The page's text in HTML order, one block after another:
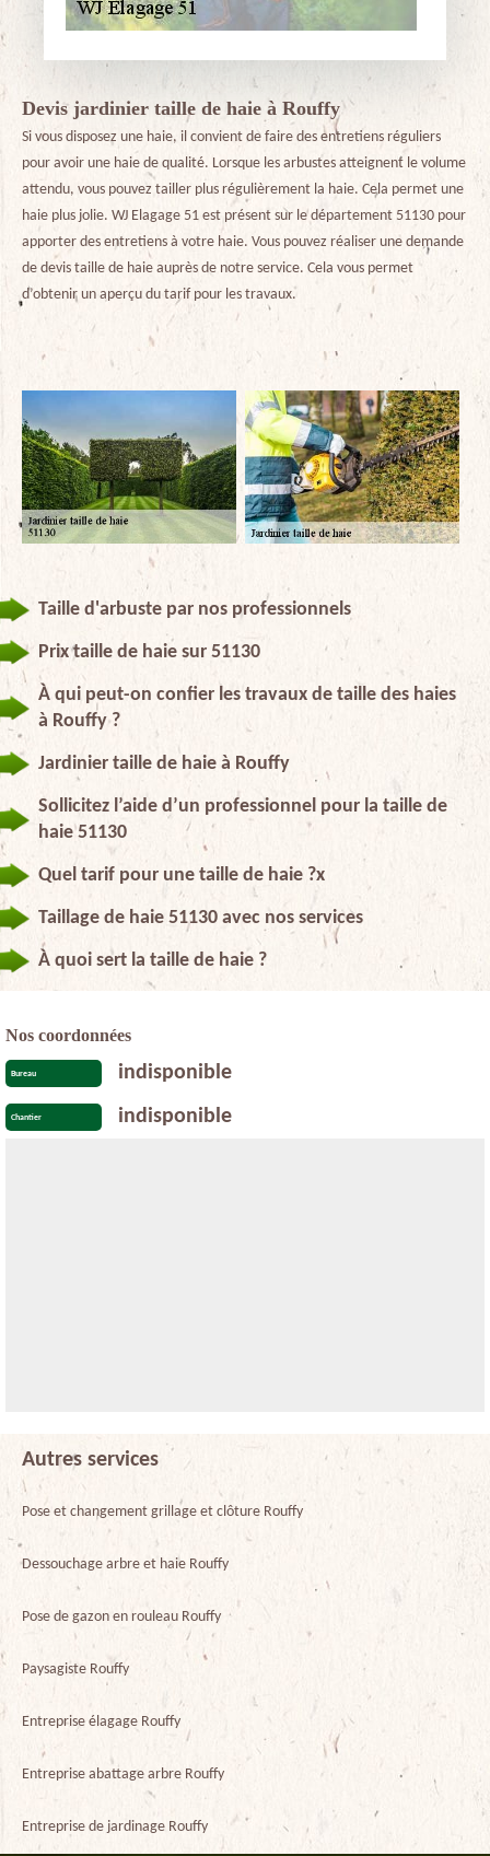
Devis jardinier taille de haie à Rouffy
Si vous disposez une haie, il convient de faire des entretiens réguliers
pour avoir une haie de qualité. Lorsque les arbustes atteignent le volume
attendu, vous pouvez tailler plus régulièrement la haie. Cela permet une
haie plus jolie. WJ Elagage 51 est présent sur le département 51130 pour
apporter des entretiens à votre haie. Vous pouvez réaliser une demande
de devis taille de haie auprès de notre service. Cela vous permet
d’obtenir un aperçu du tarif pour les travaux.
Taille d'arbuste par nos professionnels
Prix taille de haie sur 51130
À qui peut-on confier les travaux de taille des haies
à Rouffy ?
Jardinier taille de haie à Rouffy
Sollicitez l’aide d’un professionnel pour la taille de
haie 51130
Quel tarif pour une taille de haie ?x
Taillage de haie 51130 avec nos services
À quoi sert la taille de haie ?
Nos coordonnées
Bureau indisponible
Chantier indisponible
Autres services
Pose et changement grillage et clôture Rouffy
Dessouchage arbre et haie Rouffy
Pose de gazon en rouleau Rouffy
Paysagiste Rouffy
Entreprise élagage Rouffy
Entreprise abattage arbre Rouffy
Entreprise de jardinage Rouffy